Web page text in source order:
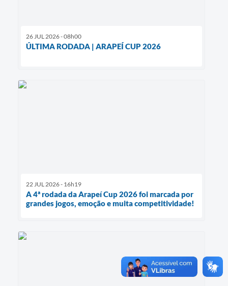
26 JUL 2026 - 08h00
ÚLTIMA RODADA | ARAPEÍ CUP 2026
22 JUL 2026 - 16h19
A 4ª rodada da Arapeí Cup 2026 foi marcada por
grandes jogos, emoção e muita competitividade!